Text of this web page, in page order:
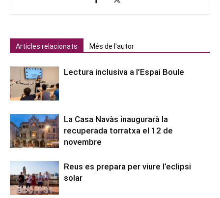
Articles relacionats Més de l'autor
Lectura inclusiva a l’Espai Boule
La Casa Navàs inaugurarà la
recuperada torratxa el 12 de
novembre
Reus es prepara per viure l’eclipsi
solar